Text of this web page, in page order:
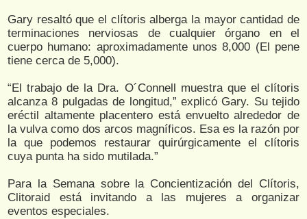
Gary resaltó que el clítoris alberga la mayor cantidad de
terminaciones nerviosas de cualquier órgano en el
cuerpo humano: aproximadamente unos 8,000 (El pene
tiene cerca de 5,000).
“El trabajo de la Dra. O´Connell muestra que el clítoris
alcanza 8 pulgadas de longitud,” explicó Gary. Su tejido
eréctil altamente placentero está envuelto alrededor de
la vulva como dos arcos magníficos. Esa es la razón por
la que podemos restaurar quirúrgicamente el clítoris
cuya punta ha sido mutilada.”
Para la Semana sobre la Concientización del Clítoris,
Clitoraid está invitando a las mujeres a organizar
eventos especiales.